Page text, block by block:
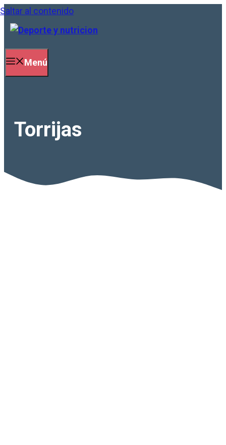
Saltar al contenido
Menú
Torrijas